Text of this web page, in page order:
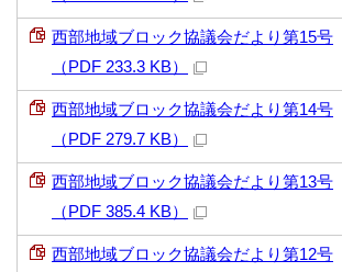
西部地域ブロック協議会だより第15号
（PDF 233.3 KB）
西部地域ブロック協議会だより第14号
（PDF 279.7 KB）
西部地域ブロック協議会だより第13号
（PDF 385.4 KB）
西部地域ブロック協議会だより第12号